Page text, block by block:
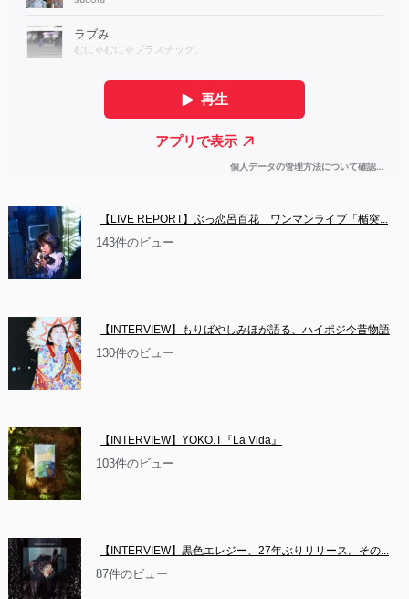
【LIVE REPORT】ぶっ恋呂百花　ワンマンライブ「楯突...
143件のビュー
【INTERVIEW】もりばやしみほが語る、ハイポジ今昔物語
130件のビュー
【INTERVIEW】YOKO.T『La Vida』
103件のビュー
【INTERVIEW】黒色エレジー、27年ぶりリリース。その...
87件のビュー